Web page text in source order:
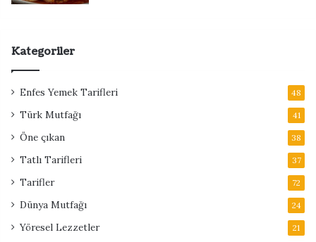
Kategoriler
Enfes Yemek Tarifleri 48
Türk Mutfağı 41
Öne çıkan 38
Tatlı Tarifleri 37
Tarifler 72
Dünya Mutfağı 24
Yöresel Lezzetler 21